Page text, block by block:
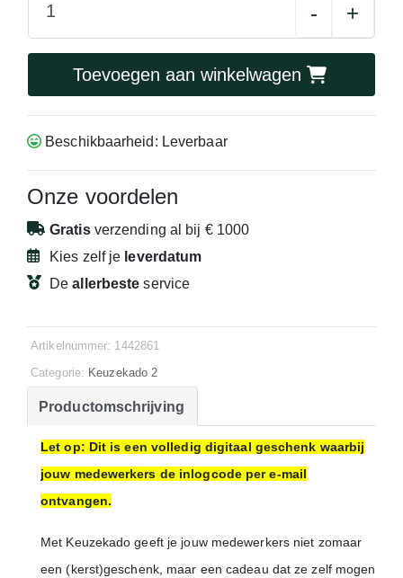
- +
Toevoegen aan winkelwagen
Beschikbaarheid: Leverbaar
Onze voordelen
Gratisverzending al bij € 1000
Kies zelf je leverdatum
Deallerbeste service
Artikelnummer: 1442861
Categorie: Keuzekado 2
Productomschrijving
Let op: Dit is een volledig digitaal geschenk waarbij
jouw medewerkers de inlogcode per e-mail
ontvangen.
Met Keuzekado geeft je jouw medewerkers niet zomaar
een (kerst)geschenk, maar een cadeau dat ze zelf mogen